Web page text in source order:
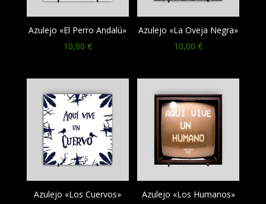
Azulejo «El Perro Andalú»
10,00 €
Azulejo «La Oveja Negra»
10,00€
Azulejo «Los Cuervos»
Azulejo «Los Humanos»